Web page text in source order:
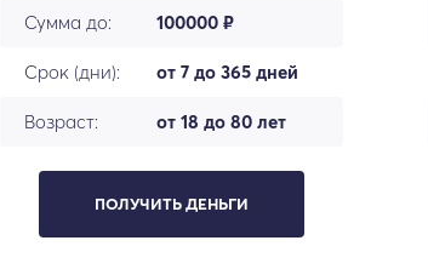
Сумма до: 100000 ₽
Срок (дни): от 7 до 365 дней
Возраст: от 18 до 80 лет
ПОЛУЧИТЬ ДЕНЬГИ